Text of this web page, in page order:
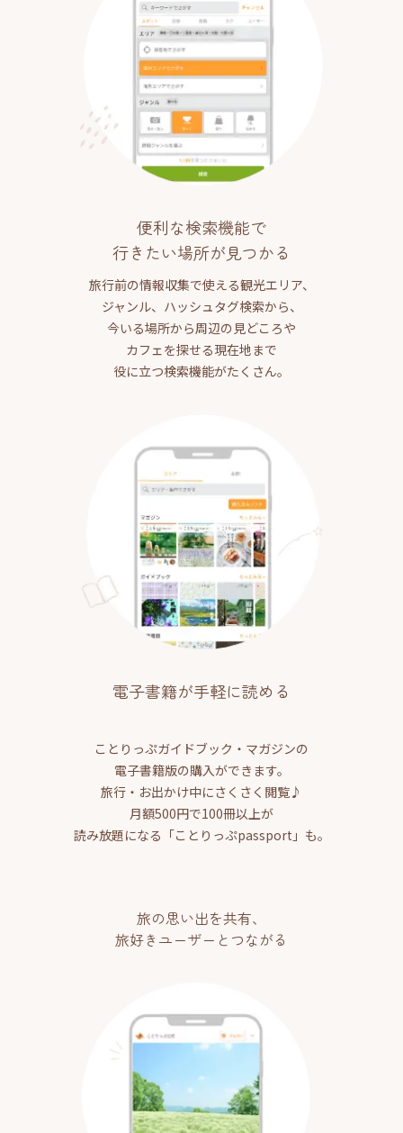
便利な検索機能で
行きたい場所が見つかる
旅行前の情報収集で使える観光エリア、
ジャンル、ハッシュタグ検索から、
今いる場所から周辺の見どころや
カフェを探せる現在地まで
役に立つ検索機能がたくさん。
電子書籍が手軽に読める
ことりっぷガイドブック・マガジンの
電子書籍版の購入ができます。
旅行・お出かけ中にさくさく閲覧♪
月額500円で100冊以上が
読み放題になる「ことりっぷpassport」も。
旅の思い出を共有、
旅好きユーザーとつながる